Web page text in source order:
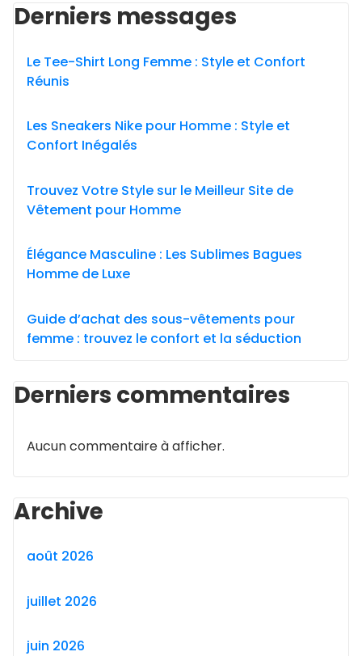
Derniers messages
Le Tee-Shirt Long Femme : Style et Confort
Réunis
Les Sneakers Nike pour Homme : Style et
Confort Inégalés
Trouvez Votre Style sur le Meilleur Site de
Vêtement pour Homme
Élégance Masculine : Les Sublimes Bagues
Homme de Luxe
Guide d’achat des sous-vêtements pour
femme : trouvez le confort et la séduction
Derniers commentaires
Aucun commentaire à afficher.
Archive
août 2026
juillet 2026
juin 2026